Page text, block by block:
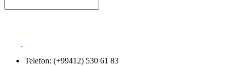
Telefon: (+99412) 530 61 83